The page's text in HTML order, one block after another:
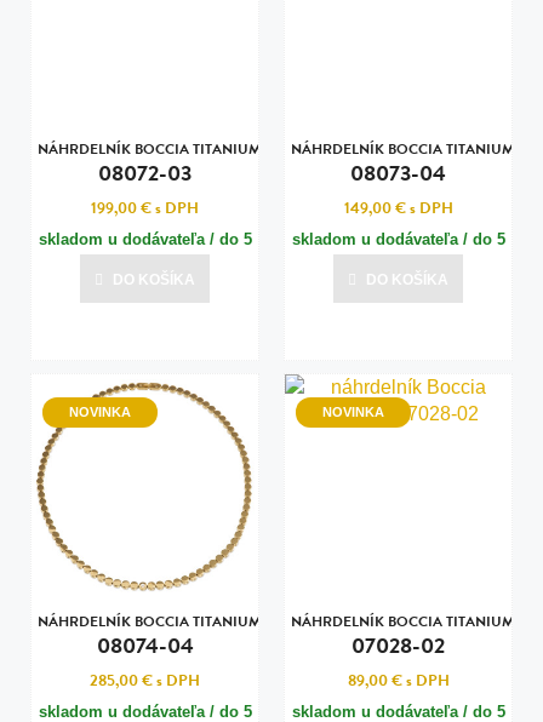
NÁHRDELNÍK BOCCIA TITANIUM
08072-03
199,00 €s DPH
skladom u dodávateľa / do 5
dní
Posledná aktualizácia dnes o 07:00
DO KOŠÍKA
NÁHRDELNÍK BOCCIA TITANIUM
08073-04
149,00 €s DPH
skladom u dodávateľa / do 5
dní
Posledná aktualizácia dnes o 07:00
DO KOŠÍKA
NOVINKA
NÁHRDELNÍK BOCCIA TITANIUM
08074-04
285,00 €s DPH
skladom u dodávateľa / do 5
NOVINKA
NÁHRDELNÍK BOCCIA TITANIUM
07028-02
89,00 €s DPH
skladom u dodávateľa / do 5